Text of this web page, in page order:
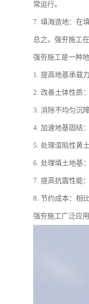
常运行。
7. 填海造地：在
总之，强夯施工
强夯施工是一种
1. 提高地基承载
2. 改善土体性质
3. 消除不均匀沉
4. 加速地基固结
5. 处理湿陷性黄
6. 处理填土地基
7. 提高抗震性能
8. 节约成本：相
强夯施工广泛应